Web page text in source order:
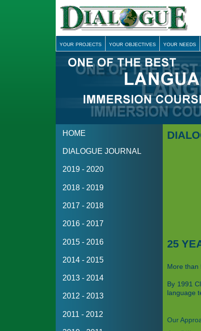
your projects your objectives your needs
25
More than
By 1991
language
Our
HOME
DIALOGUE JOURNAL
2019 - 2020
2018 - 2019
2017 - 2018
2016 - 2017
2015 - 2016
2014 - 2015
2013 - 2014
2012 - 2013
2011 - 2012